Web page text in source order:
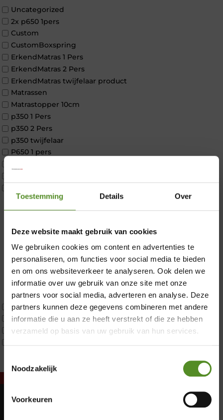
Toestemming Details Over
Deze website maakt gebruik van cookies
We gebruiken cookies om content en advertenties te
personaliseren, om functies voor social media te bieden
en om ons websiteverkeer te analyseren. Ook delen we
informatie over uw gebruik van onze site met onze
partners voor social media, adverteren en analyse. Deze
partners kunnen deze gegevens combineren met andere
informatie die u aan ze heeft verstrekt of die ze hebben
verzameld op basis van uw gebruik van hun services.
Noodzakelijk
Voorkeuren
Uncategorized
2x p650 1pers
Custom
CustomBoxspring
ErkendMatras 1 Pers
ErkendMatras 2 Pers
ErkendMatras twijfelaar product
Matrassen
Matrastopper 10cm
p350 1 Pers
p350 2 Pers
p350 twijfelaar
P650 1 pers
Maatvoering
1 persoon
2 personen split
Twijfelaar
Materiaal
Koudschuim
Latex
Traagschuim
Tweepersoons 1 kern
Tweepersoons 1 kern product
Tweepersoons 2 kernen